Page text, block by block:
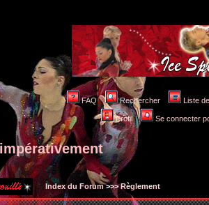
FAQ Rechercher Liste
Profil Se connecter
Index du Forum>>>Règlement